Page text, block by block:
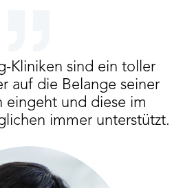
Kliniken sind ein toller
auf die Belange seiner
eingeht und diese im
immer unterstützt.